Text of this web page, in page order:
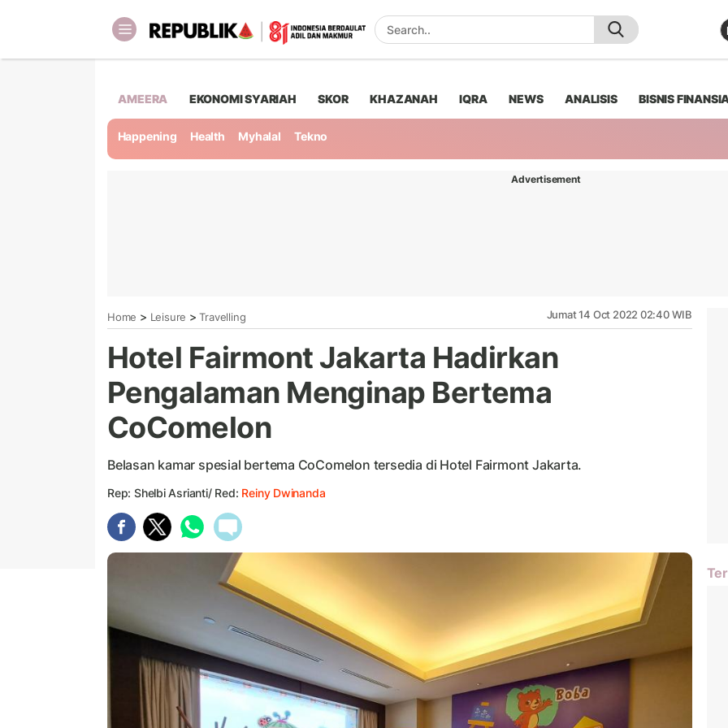
AMEERA EKONOMI SYARIAH SKOR KHAZANAH IQRA NEWS ANALISIS BISNIS
Happening Health Myhalal Tekno
Advertisement
Home > Leisure > Travelling Jumat 14 Oct 2022 02:40 WIB
Hotel Fairmont Jakarta Hadirkan
Pengalaman Menginap Bertema
CoComelon
Belasan kamar spesial bertema CoComelon tersedia di Hotel Fairmont Jakarta.
Rep: Shelbi Asrianti/ Red: Reiny Dwinanda